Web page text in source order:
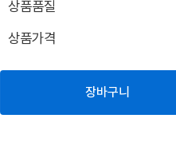
상품품질
상품가격
장바구니